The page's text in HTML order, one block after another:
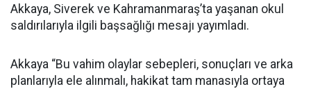
Akkaya, Siverek ve Kahramanmaraş’ta yaşanan okul
saldırılarıyla ilgili başsağlığı mesajı yayımladı.
Akkaya “Bu vahim olaylar sebepleri, sonuçları ve arka
planlarıyla ele alınmalı, hakikat tam manasıyla ortaya